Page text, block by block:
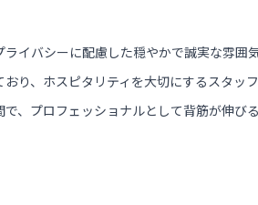
イバシーに配慮した穏やかで誠実な雰囲
り、ホスピタリティを大切にするスタッフ
、プロフェッショナルとして背筋が伸び